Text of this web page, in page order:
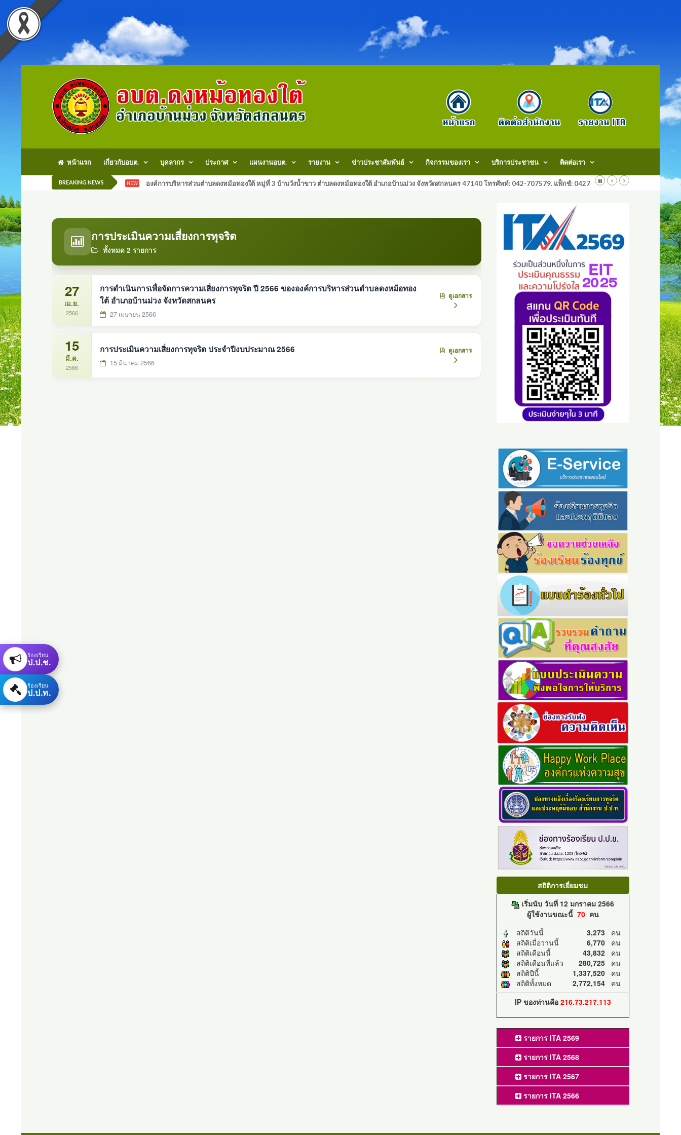
หน้าแรก เกี่ยวกับอบต. บุคลากร ประกาศ แผนงานอบต. รายงาน ข่าวประชาสัมพันธ์ กิจกรรมของเรา บริการประชาชน ติดต่อเรา
BREAKING NEWS NEW องค์การบริหารส่วนตำบลดงหม้อทองใต้ หมู่ที่ 3 บ้านวังน้ำขาว ตำบลดงหม้อทองใต้ อำเภอบ้านม่วง จังหวัดสกลนคร 47140 โทรศัพท์: 042-707579. แฟ็กช์: 042707579 E-Mail:
การประเมินความเสี่ยงการทุจริต
ทั้งหมด 2 รายการ
27
เม.ย.
2566
การดำเนินการเพื่อจัดการความเสี่ยงการทุจริต ปี 2566 ขององค์การบริหารส่วนตำบลดงหม้อทอง
ใต้ อำเภอบ้านม่วง จังหวัดสกลนคร
27 เมษายน 2566
ดูเอกสาร
15
มี.ค.
2566
การประเมินความเสี่ยงการทุจริต ประจำปีงบประมาณ 2566
15 มีนาคม 2566
ดูเอกสาร
สถิติการเยี่ยมชม
เริ่มนับ วันที่ 12 มกราคม 2566
ผู้ใช้งานขณะนี้ 70คน
สถิติวันนี้
3,273คน
สถิติเมื่อวานนี้
6,770คน
สถิติเดือนนี้
43,832คน
สถิติเดือนที่แล้ว
280,725คน
สถิติปีนี้
1,337,520คน
สถิติทั้งหมด
2,772,154คน
IP ของท่านคือ 216.73.217.113
รายการ ITA 2569
รายการ ITA 2568
รายการ ITA 2567
รายการ ITA 2566
ร้องเรียน
ป.ป.ช.
ร้องเรียน
ป.ป.ท.